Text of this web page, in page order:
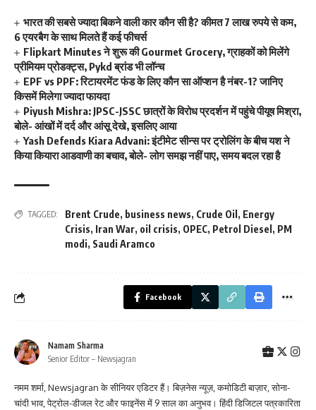
भारत की सबसे ज्यादा बिकने वाली कार कौन सी है? कीमत 7 लाख रुपये से कम,
6 एयरबैग के साथ मिलते हैं कई फीचर्स
Flipkart Minutes ने शुरू की Gourmet Grocery, ग्राहकों को मिलेंगे
प्रीमियम प्रोडक्ट्स, Pykd ब्रांड भी लॉन्च
EPF vs PPF: रिटायरमेंट फंड के लिए कौन सा ऑप्शन है नंबर-1? जानिए
किसमें मिलेगा ज्यादा फायदा
Piyush Mishra: JPSC-JSSC छात्रों के विरोध प्रदर्शन में पहुंचे पीयूष मिश्रा,
बोले- आंखों में दर्द और आंसू देखे, इसलिए आया
Yash Defends Kiara Advani: इंटीमेट सीन्स पर ट्रोलिंग के बीच यश ने
किया कियारा आडवाणी का बचाव, बोले- लोग समझ नहीं पाए, समय बदल रहा है
TAGGED: Brent Crude, business news, Crude Oil , Energy
Crisis, Iran War, oil crisis, OPEC, Petrol Diesel , PM
modi, Saudi Aramco
Facebook
Namam Sharma
Senior Editor – Newsjagran
नमम शर्मा, Newsjagran के सीनियर एडिटर हैं। बिज़नेस न्यूज़, कमोडिटी बाज़ार, सोना-
चांदी भाव, पेट्रोल-डीजल रेट और फाइनेंस में 9 साल का अनुभव। हिंदी डिजिटल पत्रकारिता